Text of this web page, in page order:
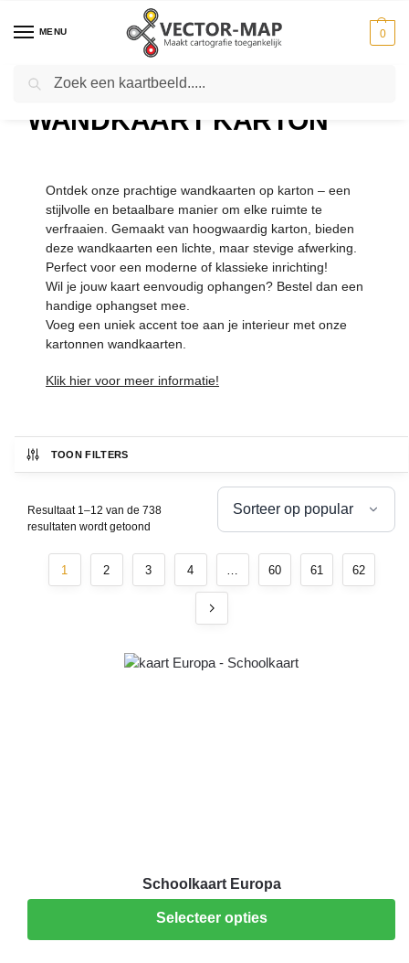
MENU 0
Home Kaarten - Wandkaart Karton
WANDKAART KARTON
Ontdek onze prachtige wandkaarten op karton – een
stijlvolle en betaalbare manier om elke ruimte te
verfraaien. Gemaakt van hoogwaardig karton, bieden
deze wandkaarten een lichte, maar stevige afwerking.
Perfect voor een moderne of klassieke inrichting!
Wil je jouw kaart eenvoudig ophangen? Bestel dan een
handige ophangset mee.
Voeg een uniek accent toe aan je interieur met onze
kartonnen wandkaarten.
Klik hier voor meer informatie!
TOON FILTERS
Resultaat 1–12 van de 738
resultaten wordt getoond
1 2 3 4 … 60 61 62
Schoolkaart Europa
Selecteer opties